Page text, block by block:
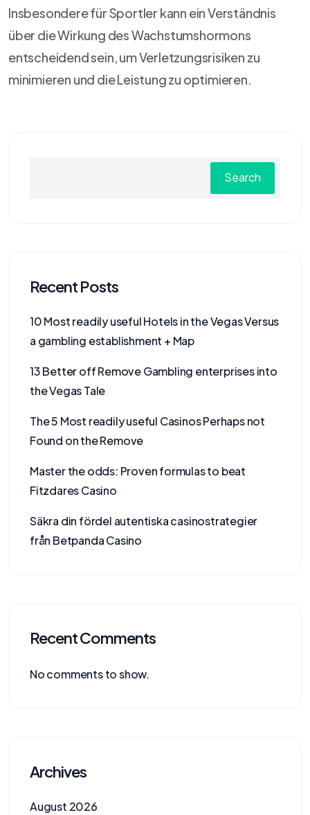
Insbesondere für Sportler kann ein Verständnis
über die Wirkung des Wachstumshormons
entscheidend sein, um Verletzungsrisiken zu
minimieren und die Leistung zu optimieren.
Search
Recent Posts
10 Most readily useful Hotels in the Vegas Versus
a gambling establishment + Map
13 Better off Remove Gambling enterprises into
the Vegas Tale
The 5 Most readily useful Casinos Perhaps not
Found on the Remove
Master the odds: Proven formulas to beat
Fitzdares Casino
Säkra din fördel autentiska casinostrategier
från Betpanda Casino
Recent Comments
No comments to show.
Archives
August 2026